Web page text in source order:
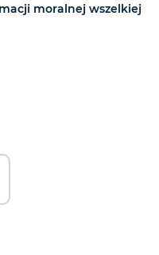
moralnej wszelkiej